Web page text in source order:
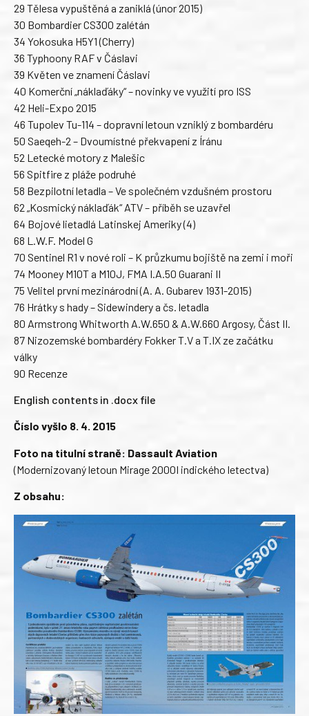
29 Tělesa vypuštěná a zaniklá (únor 2015)
30 Bombardier CS300 zalétán
34 Yokosuka H5Y1 (Cherry)
36 Typhoony RAF v Čáslavi
39 Květen ve znamení Čáslavi
40 Komerční „náklaďáky“ – novinky ve využití pro ISS
42 Heli-Expo 2015
46 Tupolev Tu-114 – dopravní letoun vzniklý z bombardéru
50 Saeqeh-2 – Dvoumístné překvapení z Íránu
52 Letecké motory z Malešic
56 Spitfire z pláže podruhé
58 Bezpilotní letadla – Ve společném vzdušném prostoru
62 „Kosmický náklaďák“ ATV – příběh se uzavřel
64 Bojové lietadlá Latinskej Ameriky (4)
68 L.W.F. Model G
70 Sentinel R1 v nové roli – K průzkumu bojiště na zemi i moři
74 Mooney M10T a M10J, FMA I.A.50 Guarani II
75 Velitel první mezinárodní (A. A. Gubarev 1931-2015)
76 Hrátky s hady – Sidewindery a čs. letadla
80 Armstrong Whitworth A.W.650 & A.W.660 Argosy, Část II.
87 Nizozemské bombardéry Fokker T.V a T.IX ze začátku
války
90 Recenze
English contents in .docx file
Číslo vyšlo 8. 4. 2015
Foto na titulní straně: Dassault Aviation
(Modernizovaný letoun Mirage 2000I indického letectva)
Z obsahu: